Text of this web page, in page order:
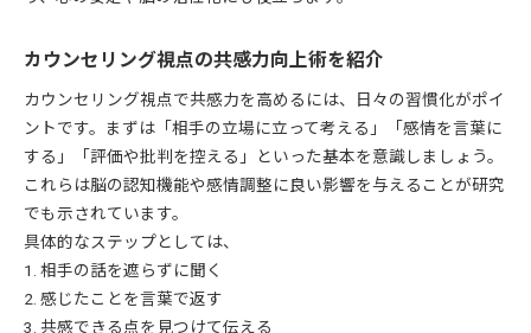
カウンセリング視点の共感力向上術を紹介
カウンセリング視点で共感力を高めるには、日々の習慣化がポイ
ントです。まずは「相手の立場に立って考える」「感情を言葉に
する」「評価や批判を控える」といった基本を意識しましょう。
これらは脳の認知機能や感情調整に良い影響を与えることが研究
でも示されています。
具体的なステップとしては、
1. 相手の話を遮らずに聞く
2. 感じたことを言葉で返す
3. 共感できる点を見つけて伝える